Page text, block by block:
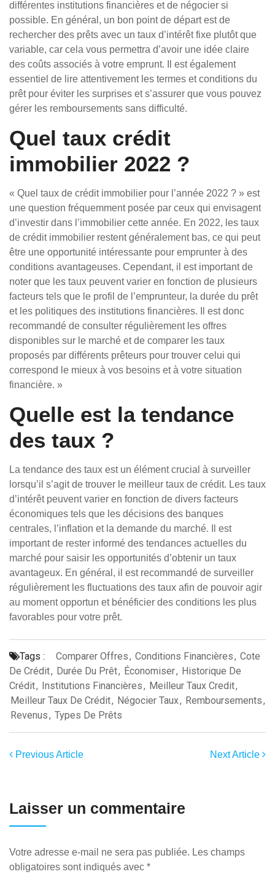
différentes institutions financières et de négocier si
possible. En général, un bon point de départ est de
rechercher des prêts avec un taux d’intérêt fixe plutôt que
variable, car cela vous permettra d’avoir une idée claire
des coûts associés à votre emprunt. Il est également
essentiel de lire attentivement les termes et conditions du
prêt pour éviter les surprises et s’assurer que vous pouvez
gérer les remboursements sans difficulté.
Quel taux crédit
immobilier 2022 ?
« Quel taux de crédit immobilier pour l’année 2022 ? » est
une question fréquemment posée par ceux qui envisagent
d’investir dans l’immobilier cette année. En 2022, les taux
de crédit immobilier restent généralement bas, ce qui peut
être une opportunité intéressante pour emprunter à des
conditions avantageuses. Cependant, il est important de
noter que les taux peuvent varier en fonction de plusieurs
facteurs tels que le profil de l’emprunteur, la durée du prêt
et les politiques des institutions financières. Il est donc
recommandé de consulter régulièrement les offres
disponibles sur le marché et de comparer les taux
proposés par différents prêteurs pour trouver celui qui
correspond le mieux à vos besoins et à votre situation
financière. »
Quelle est la tendance
des taux ?
La tendance des taux est un élément crucial à surveiller
lorsqu’il s’agit de trouver le meilleur taux de crédit. Les taux
d’intérêt peuvent varier en fonction de divers facteurs
économiques tels que les décisions des banques
centrales, l’inflation et la demande du marché. Il est
important de rester informé des tendances actuelles du
marché pour saisir les opportunités d’obtenir un taux
avantageux. En général, il est recommandé de surveiller
régulièrement les fluctuations des taux afin de pouvoir agir
au moment opportun et bénéficier des conditions les plus
favorables pour votre prêt.
Tags : Comparer Offres, Conditions Financières, Cote
De Crédit, Durée Du Prêt, Économiser, Historique De
Crédit, Institutions Financières, Meilleur Taux Credit,
Meilleur Taux De Crédit, Négocier Taux, Remboursements,
Revenus, Types De Prêts
Previous Article Next Article
Laisser un commentaire
Votre adresse e-mail ne sera pas publiée. Les champs
obligatoires sont indiqués avec *